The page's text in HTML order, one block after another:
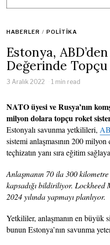
HABERLER / POLITIKA
Estonya,
Değerinde
3 Aralık 2022 1 min read
NATO üyesi ve Rusya’nın
milyon dolara topçu roket
Estonyalı savunma yetkilileri,
sistemi anlaşmasının 200
teçhizatın yanı sıra eğitim
Anlaşmanın 70 ila 300
kapsadığı bildiriliyor.
2024 yılında yapmayı planlıyor.
Yetkililer, anlaşmanın en büyük
bunun Estonya’nın savunma